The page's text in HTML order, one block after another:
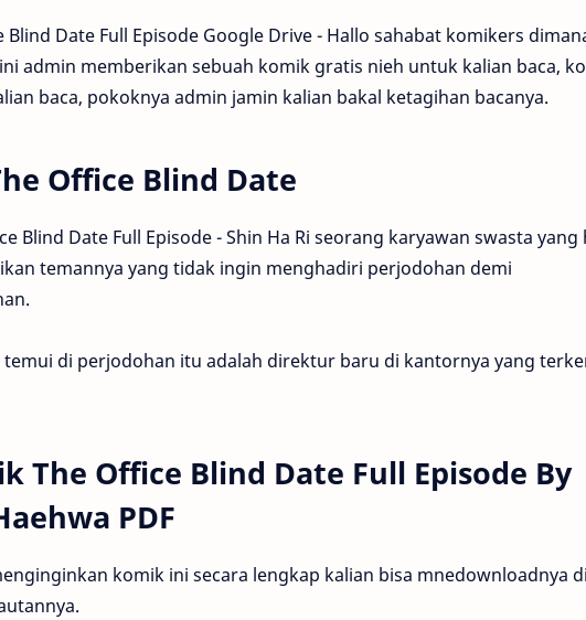
Date Full Episode Google Drive - Hallo sahabat komikers
admin memberikan sebuah komik gratis nieh untuk kalian baca,
baca, pokoknya admin jamin kalian bakal ketagihan bacanya.
Office Blind Date
Blind Date Full Episode - Shin Ha Ri seorang karyawan swasta
temannya yang tidak ingin menghadiri perjodohan demi
temui di perjodohan itu adalah direktur baru di kantornya yang
The Office Blind Date Full Episode By
PDF
komik ini secara lengkap kalian bisa mnedownloadnya